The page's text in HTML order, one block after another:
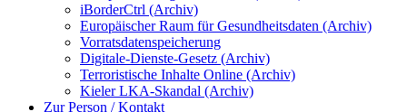
iBorderCtrl (Archiv)
Europäischer Raum für Gesundheitsdaten (Archiv)
Vorratsdatenspeicherung
Digitale-Dienste-Gesetz (Archiv)
Terroristische Inhalte Online (Archiv)
Kieler LKA-Skandal (Archiv)
Zur Person / Kontakt